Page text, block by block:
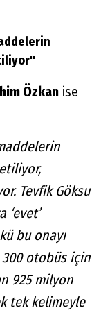
Özkan ise
Tevfik Göksu
bu onayı
otobüs için
925 milyon
tek kelimeyle